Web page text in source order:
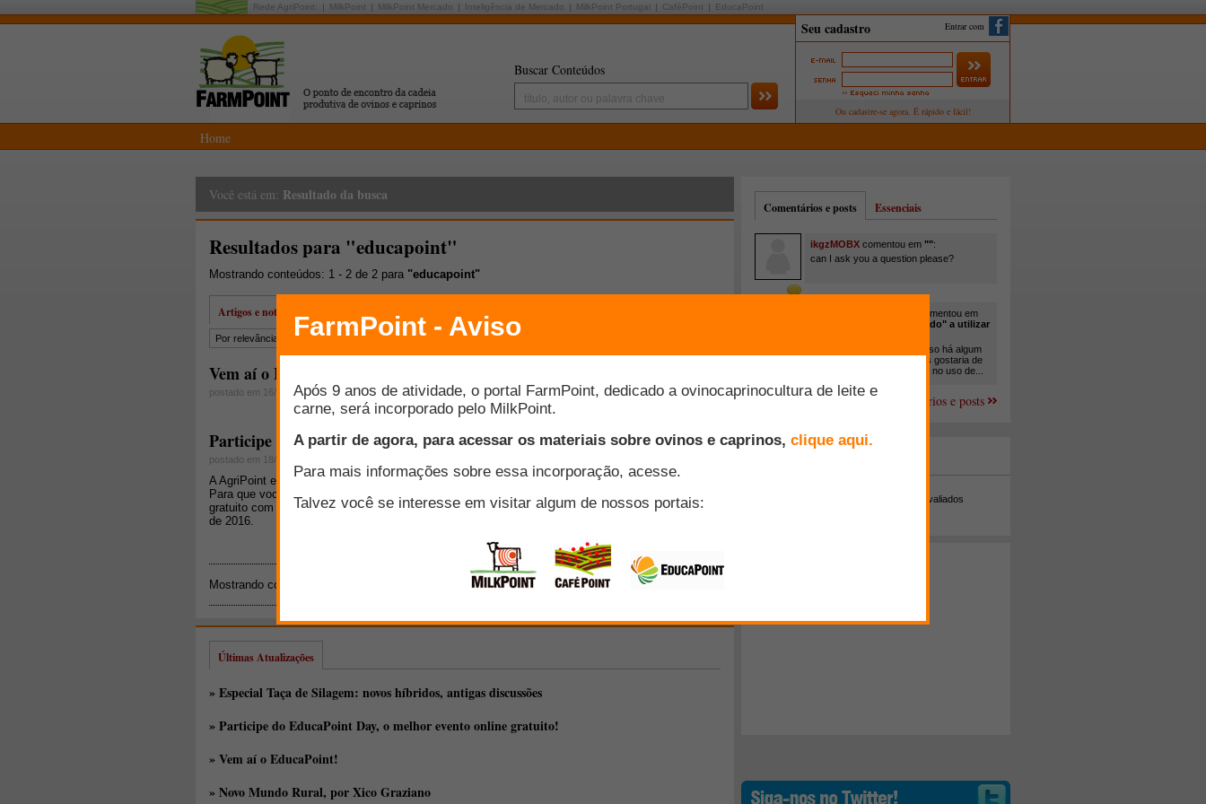
Rede AgriPoint: MilkPoint MilkPoint Mercado Inteligência de Mercado MilkPoint Portugal CaféPoint EducaPoint
Buscar Conteúdos
Entrar com
Home
Você está em: Resultado da busca
Resultados para "educapoint"
Mostrando conteúdos: 1 - 2 de 2 para "educapoint"
Artigos e notícias
Por relevância Por data Mais lidos Mais comentados Melhor avaliados
Vem aí o EducaPoint!
postado em 16/12/2015
Participe do EducaPoint Day, o melhor evento online gratuito!
postado em 18/01/2016
A AgriPoint está lançando uma nova plataforma de ensino à distância: o EducaPoint!
Para que você conheça essa nova plataforma, te convidamos a participar de um evento online
gratuito com os melhores profissionais do agronegócio: o EducaPoint Day, no dia 15 de fevereiro
de 2016.
Mostrando conteúdos: 1 - 2 de 2 para "educapoint"
Últimas Atualizações
» Especial Taça de Silagem: novos híbridos, antigas discussões
» Participe do EducaPoint Day, o melhor evento online gratuito!
» Vem aí o EducaPoint!
» Novo Mundo Rural, por Xico Graziano
Comentários e posts Essenciais
ikgzMOBX comentou em "":
can I ask you a question please?
comentou em
"Você está sendo "obrigado" a utilizar
Em minha propriedade, já uso há algum
tempo cana com ureia, mas gostaria de
um melhor aprofundamento no uso de...
Mais comentários e posts
Melhor avaliados